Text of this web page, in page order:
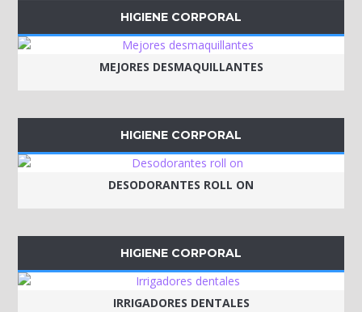
HIGIENE CORPORAL
MEJORES DESMAQUILLANTES
HIGIENE CORPORAL
DESODORANTES ROLL ON
HIGIENE CORPORAL
IRRIGADORES DENTALES